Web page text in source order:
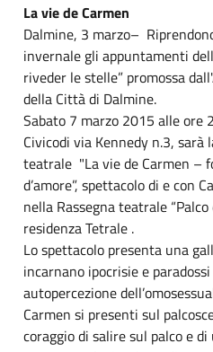
La vie de Carmen
Dalmine, 3 marzo–
invernale gli appuntamenti
riveder le stelle” promossa
della Città di Dalmine.
Sabato 7 marzo 2015 alle ore
Civicodi via Kennedy n.3,
teatrale "La vie de Carmen –
d’amore”, spettacolo di e con
nella Rassegna teatrale
residenza Tetrale .
Lo spettacolo presenta una
incarnano ipocrisie e
autopercezione
Carmen si presenti sul
coraggio di salire sul palco e